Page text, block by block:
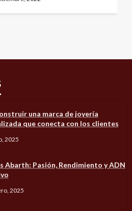
una marca de joyería
que conecta con los clientes
2025
Abarth: Pasión, Rendimiento y ADN
2025